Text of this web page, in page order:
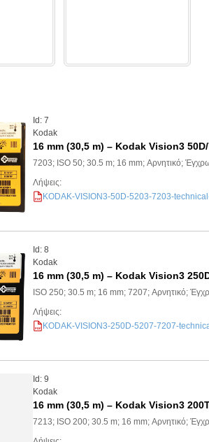
Id: 7
Kodak
16 mm (30,5 m) – Kodak Vision3
7203; ISO 50; 30.5 m; 16 mm; Αρνητικό;
Λήψεις:
PDF KODAK-VISION3-50D-5203-7203-
Id: 8
Kodak
16 mm (30,5 m) – Kodak Vision3
ISO 250; 30.5 m; 16 mm; 7207; Αρνητικό;
Λήψεις:
PDF KODAK-VISION3-250D-5207-7207-
Id: 9
Kodak
16 mm (30,5 m) – Kodak Vision3
7213; ISO 200; 30.5 m; 16 mm; Αρνητικό;